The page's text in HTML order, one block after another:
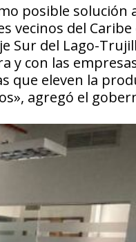
posible solución
vecinos del Caribe
Sur del Lago-
y con las
que eleven la
agregó el